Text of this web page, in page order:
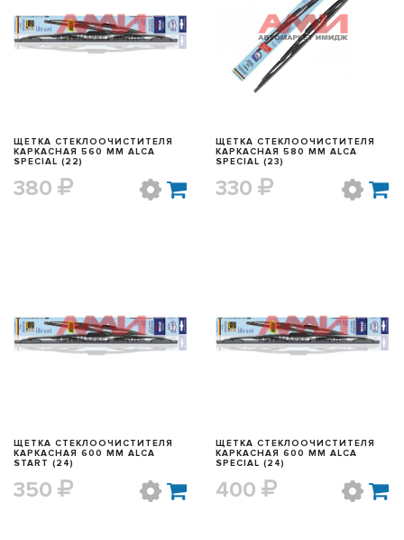
БЫСТРЫЙ ПРОСМОТР
ЩЕТКА СТЕКЛООЧИСТИТЕЛЯ
КАРКАСНАЯ 560 ММ ALCA
SPECIAL (22)
380
БЫСТРЫЙ ПРОСМОТР
ЩЕТКА СТЕКЛООЧИСТИТЕЛЯ
КАРКАСНАЯ 580 ММ ALCA
SPECIAL (23)
330
БЫСТРЫЙ ПРОСМОТР
ЩЕТКА СТЕКЛООЧИСТИТЕЛЯ
КАРКАСНАЯ 600 ММ ALCA
START (24)
350
БЫСТРЫЙ ПРОСМОТР
ЩЕТКА СТЕКЛООЧИСТИТЕЛЯ
КАРКАСНАЯ 600 ММ ALCA
SPECIAL (24)
400